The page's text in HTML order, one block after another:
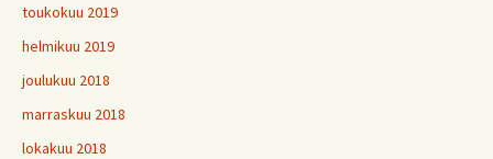
toukokuu 2019
helmikuu 2019
joulukuu 2018
marraskuu 2018
lokakuu 2018